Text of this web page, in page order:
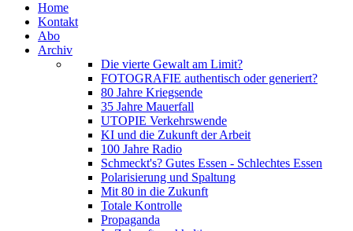
Home
Kontakt
Abo
Archiv
Die vierte Gewalt am Limit?
FOTOGRAFIE authentisch oder generiert?
80 Jahre Kriegsende
35 Jahre Mauerfall
UTOPIE Verkehrswende
KI und die Zukunft der Arbeit
100 Jahre Radio
Schmeckt's? Gutes Essen - Schlechtes Essen
Polarisierung und Spaltung
Mit 80 in die Zukunft
Totale Kontrolle
Propaganda